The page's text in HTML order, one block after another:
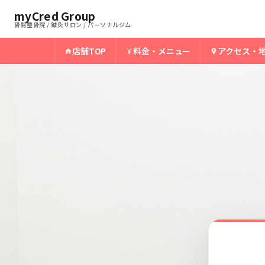
myCred Group
骨盤整骨院 / 鍼灸サロン / パーソナルジム
店舗TOP 料金・メニュー アクセス・
ホーム › 北上骨盤整骨院